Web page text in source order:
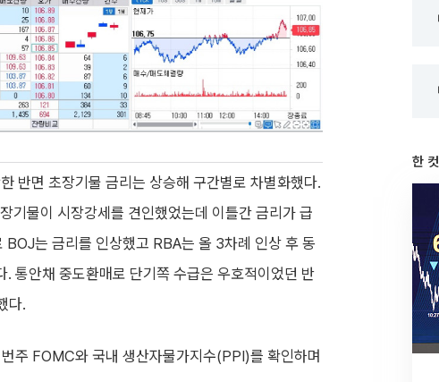
반면 초장기물 금리는 상승해 구간별로 차별화했다.
기물이 시장강세를 견인했었는데 이틀간 금리가 급
는 금리를 인상했고 RBA는 올 3차례 인상 후 동
통안채 중도환매로 단기쪽 수급은 우호적이었던 반
다.
주 FOMC와 국내 생산자물가지수(PPI)를 확인하며
한 컷